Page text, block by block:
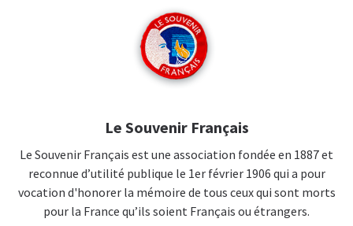
Le Souvenir Français
Le Souvenir Français est une association fondée en 1887 et
reconnue d’utilité publique le 1er février 1906 qui a pour
vocation d'honorer la mémoire de tous ceux qui sont morts
pour la France qu’ils soient Français ou étrangers.